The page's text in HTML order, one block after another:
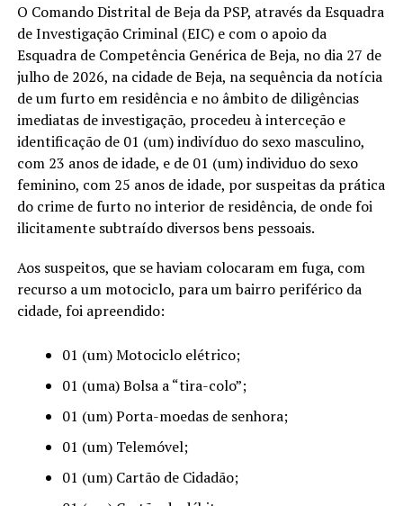
O Comando Distrital de Beja da PSP, através da Esquadra
de Investigação Criminal (EIC) e com o apoio da
Esquadra de Competência Genérica de Beja, no dia 27 de
julho de 2026, na cidade de Beja, na sequência da notícia
de um furto em residência e no âmbito de diligências
imediatas de investigação, procedeu à interceção e
identificação de 01 (um) indivíduo do sexo masculino,
com 23 anos de idade, e de 01 (um) individuo do sexo
feminino, com 25 anos de idade, por suspeitas da prática
do crime de furto no interior de residência, de onde foi
ilicitamente subtraído diversos bens pessoais.
Aos suspeitos, que se haviam colocaram em fuga, com
recurso a um motociclo, para um bairro periférico da
cidade, foi apreendido:
01 (um) Motociclo elétrico;
01 (uma) Bolsa a “tira-colo”;
01 (um) Porta-moedas de senhora;
01 (um) Telemóvel;
01 (um) Cartão de Cidadão;